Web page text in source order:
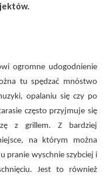
ogromne udogodnienie
tu spędzać mnóstwo
opalaniu się czy po
często przyjmuje się
z grillem. Z bardziej
na którym można
pranie wyschnie szybciej i
Jest to również